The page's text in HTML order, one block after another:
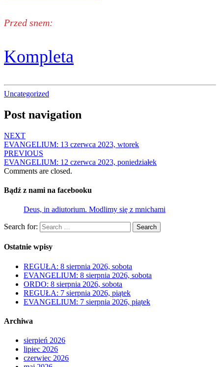
Przed snem:
Kompleta
Uncategorized
Post navigation
NEXT
EVANGELIUM: 13 czerwca 2023, wtorek
PREVIOUS
EVANGELIUM: 12 czerwca 2023, poniedziałek
Comments are closed.
Bądź z nami na facebooku
Deus, in adiutorium. Modlimy się z mnichami
Search for: Search
Ostatnie wpisy
REGUŁA: 8 sierpnia 2026, sobota
EVANGELIUM: 8 sierpnia 2026, sobota
ORDO: 8 sierpnia 2026, sobota
REGUŁA: 7 sierpnia 2026, piątek
EVANGELIUM: 7 sierpnia 2026, piątek
Archiwa
sierpień 2026
lipiec 2026
czerwiec 2026